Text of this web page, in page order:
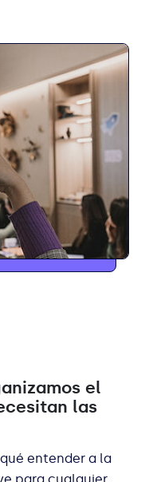
el
las
entender a la